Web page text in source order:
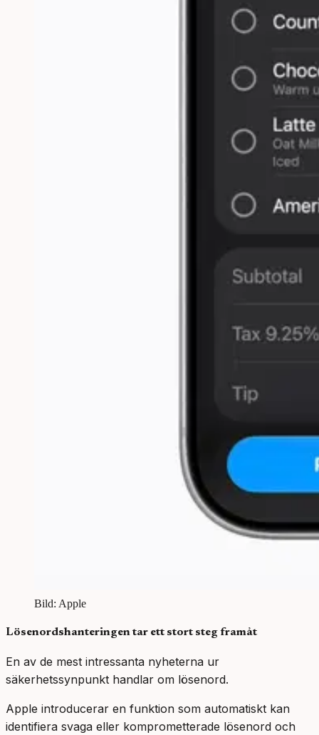
Bild: Apple
Lösenordshanteringen tar ett stort steg framåt
En av de mest intressanta nyheterna ur
säkerhetssynpunkt handlar om lösenord.
Apple introducerar en funktion som automatiskt kan
identifiera svaga eller komprometterade lösenord och